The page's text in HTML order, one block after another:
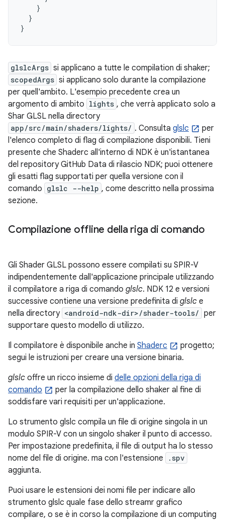
}
}
}
glslcArgs si applicano a tutte le compilation di shaker;
scopedArgs si applicano solo durante la compilazione
per quell'ambito. L'esempio precedente crea un
argomento di ambito lights , che verrà applicato solo a
Shar GLSL nella directory
app/src/main/shaders/lights/ . Consulta glslc
per
l'elenco completo di flag di compilazione disponibili. Tieni
presente che Shaderc all'interno di NDK è un'istantanea
del repository GitHub Data di rilascio NDK; puoi ottenere
gli esatti flag supportati per quella versione con il
comando glslc --help , come descritto nella prossima
sezione.
Compilazione offline della riga di comando
Gli Shader GLSL possono essere compilati su SPIR-V
indipendentemente dall'applicazione principale utilizzando
il compilatore a riga di comando glslc. NDK 12 e versioni
successive contiene una versione predefinita di glslc e
nella directory <android-ndk-dir>/shader-tools/ per
supportare questo modello di utilizzo.
Il compilatore è disponibile anche in Shaderc
progetto;
segui le istruzioni per creare una versione binaria.
glslc offre un ricco insieme di delle opzioni della riga di
comando
per la compilazione dello shaker al fine di
soddisfare vari requisiti per un'applicazione.
Lo strumento glslc compila un file di origine singola in un
modulo SPIR-V con un singolo shaker il punto di accesso.
Per impostazione predefinita, il file di output ha lo stesso
nome del file di origine. ma con l'estensione
.spv
aggiunta.
Puoi usare le estensioni dei nomi file per indicare allo
strumento glslc quale fase dello streamr grafico
compilare, o se è in corso la compilazione di un computing